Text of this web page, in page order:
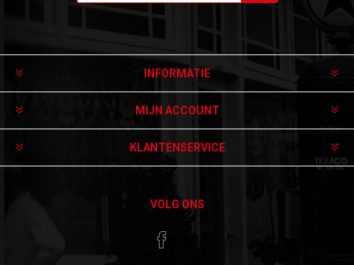
INFORMATIE
MIJN ACCOUNT
KLANTENSERVICE
VOLG ONS